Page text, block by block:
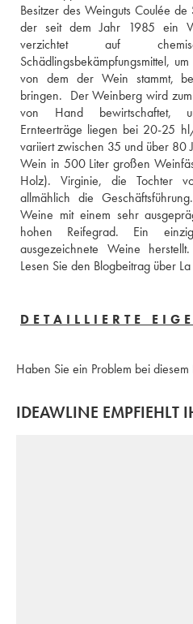
Besitzer des Weinguts Coulée
der seit dem Jahr 1985 ein
verzichtet auf
Schädlingsbekämpfungsmittel,
von dem der Wein stammt,
bringen.  Der Weinberg wird
von Hand bewirtschaftet,
Ernteerträge liegen bei 20-25
variiert zwischen 35 und über 80
Wein in 500 Liter großen
Holz). Virginie, die Tochter
allmählich die
Weine mit einem sehr
hohen Reifegrad. Ein
Lesen Sie den Blogbeitrag über
DETAILLIERTE
Haben Sie ein Problem bei diesem
IDEAWLINE EMPFIEHLT